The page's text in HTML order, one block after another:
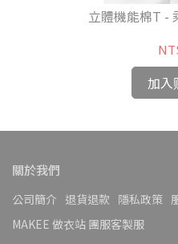
立體機能棉T -
加入
關於我們
公司簡介 退貨退款 隱私政策
MAKEE 做衣站 團服客製服